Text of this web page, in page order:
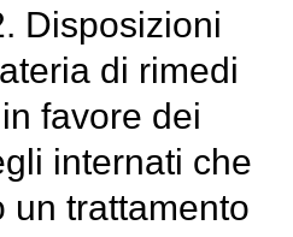
Disposizioni
di rimedi
favore dei
internati che
un trattamento